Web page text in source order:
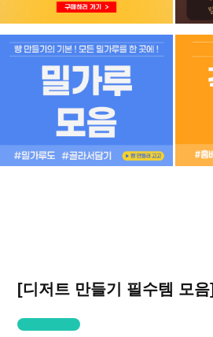
[디저트 만들기 필수템 모음]